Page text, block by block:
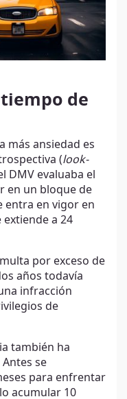
de
más ansiedad es
(look-
DMV evaluaba el
en un bloque de
entra en vigor en
extiende a 24
por exceso de
años todavía
infracción
de
también ha
se
para enfrentar
acumular 10